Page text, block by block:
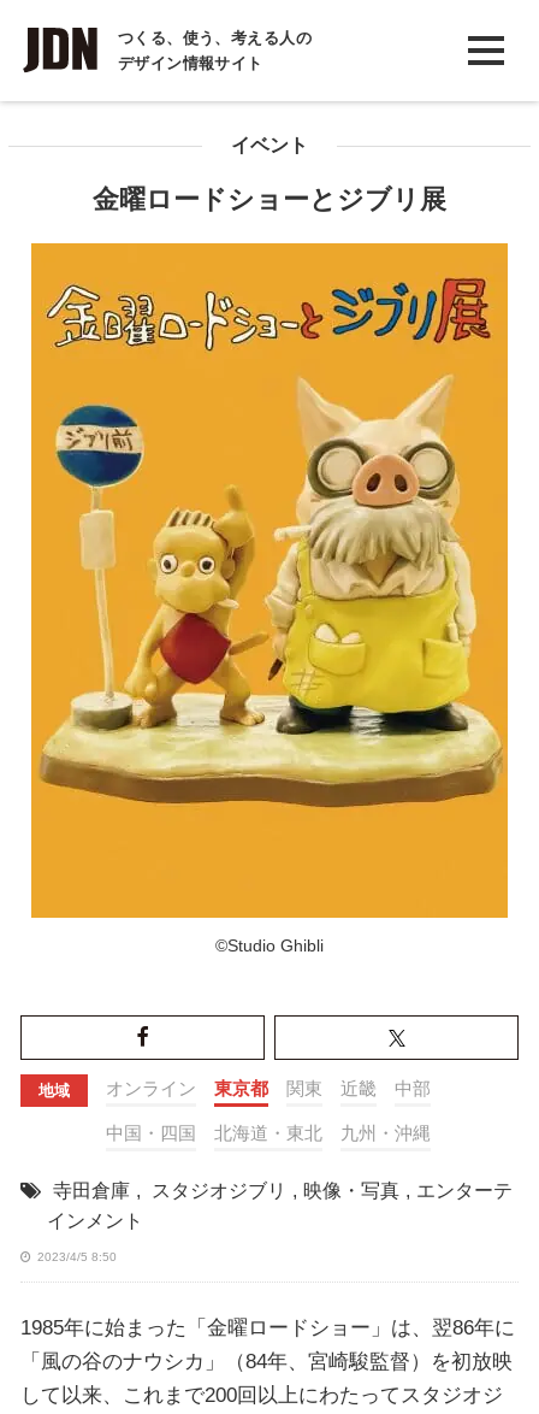
つくる、使う、考える人の
デザイン情報サイト
INTERVIEW
インタビュー
イベント
金曜ロードショーとジブリ展
©Studio Ghibli
地域 オンライン 東京都 関東 近畿 中部
中国・四国 北海道・東北 九州・沖縄
寺田倉庫 , スタジオジブリ , 映像・写真 , エンターテ
インメント
2023/4/5 8:50
1985年に始まった「金曜ロードショー」は、翌86年に
「風の谷のナウシカ」（84年、宮崎駿監督）を初放映
して以来、これまで200回以上にわたってスタジオジ